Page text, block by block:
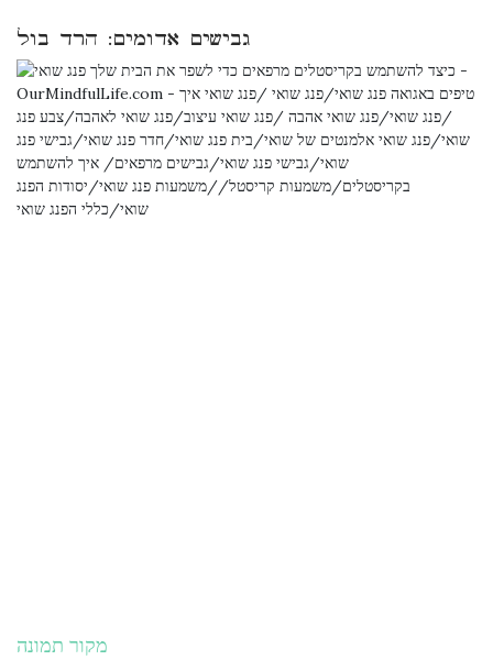
גבישים אדומים: הרד בול
מקור תמונה